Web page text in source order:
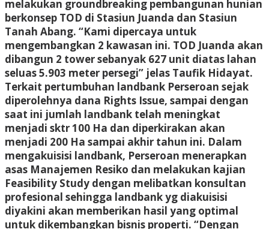
melakukan groundbreaking pembangunan hunian
berkonsep TOD di Stasiun Juanda dan Stasiun
Tanah Abang. “Kami dipercaya untuk
mengembangkan 2 kawasan ini. TOD Juanda akan
dibangun 2 tower sebanyak 627 unit diatas lahan
seluas 5.903 meter persegi” jelas Taufik Hidayat.
Terkait pertumbuhan landbank Perseroan sejak
diperolehnya dana Rights Issue, sampai dengan
saat ini jumlah landbank telah meningkat
menjadi sktr 100 Ha dan diperkirakan akan
menjadi 200 Ha sampai akhir tahun ini. Dalam
mengakuisisi landbank, Perseroan menerapkan
asas Manajemen Resiko dan melakukan kajian
Feasibility Study dengan melibatkan konsultan
profesional sehingga landbank yg diakuisisi
diyakini akan memberikan hasil yang optimal
untuk dikembangkan bisnis properti. “Dengan